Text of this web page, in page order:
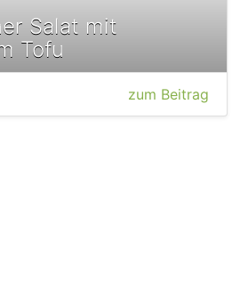
Salat mit
Tofu
zum Beitrag